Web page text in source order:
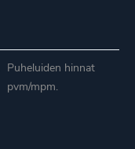
Puheluiden hinnat
pvm/mpm.